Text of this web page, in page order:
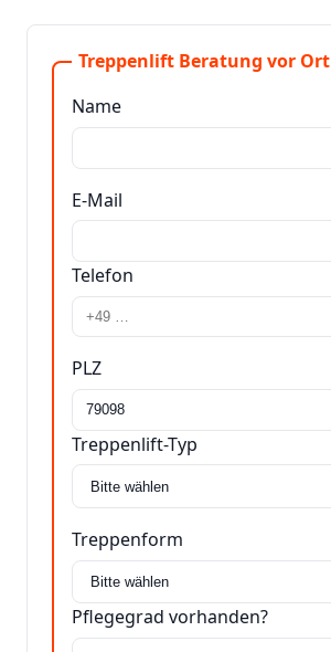
Treppenlift Beratung vor Ort
Name
E-Mail
Telefon
PLZ
Treppenlift-Typ
Treppenform
Pflegegrad vorhanden?